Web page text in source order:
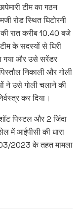
टीम का गठन
रोड स्थित घिटोरनी
रात करीब 10.40 बजे
के सदस्यों से घिरी
गया और उसे सरेंडर
निकाली और गोली
ने उसे गोली चलाने की
कर दिया।
पिस्टल और 2 जिंदा
में आईपीसी की धारा
2023 के तहत मामला